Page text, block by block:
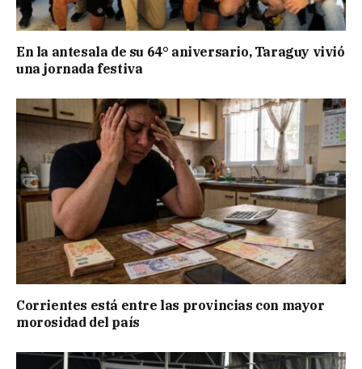
En la antesala de su 64° aniversario, Taraguy vivió
una jornada festiva
Corrientes está entre las provincias con mayor
morosidad del país